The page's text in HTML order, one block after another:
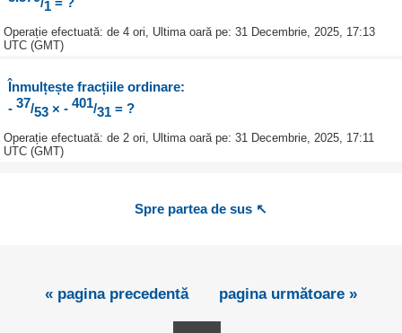
1
Operație efectuată: de 4 ori, Ultima oară pe: 31 Decembrie, 2025, 17:13
UTC (GMT)
Înmulțește fracțiile ordinare:
- 37/53× - 401/31 = ?
Operație efectuată: de 2 ori, Ultima oară pe: 31 Decembrie, 2025, 17:11
UTC (GMT)
Spre partea de sus ↖
« pagina precedentă pagina următoare »